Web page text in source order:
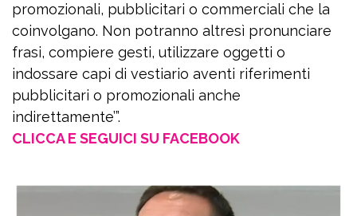
promozionali, pubblicitari o commerciali che la
coinvolgano. Non potranno altresì pronunciare
frasi, compiere gesti, utilizzare oggetti o
indossare capi di vestiario aventi riferimenti
pubblicitari o promozionali anche
indirettamente’”.
CLICCA E SEGUICI SU FACEBOOK